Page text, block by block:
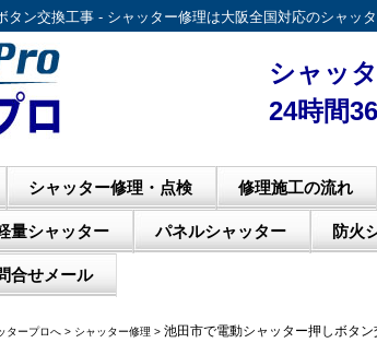
タン交換工事 - シャッター修理は大阪全国対応のシャッ
シャッ
24時間
シャッター修理・点検 修理施工の流れ
量シャッター パネルシャッター 防火
合せメール
タープロへ > シャッター修理 > 池田市で電動シャッター押しボタン